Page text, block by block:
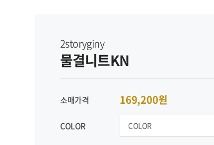
2storyginy
물결니트KN
소매가격 169,200원
COLOR